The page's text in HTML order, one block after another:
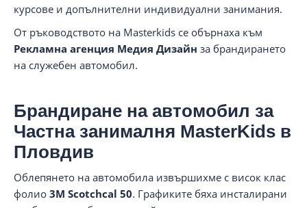
курсове и допълнителни индивидуални занимания.
От ръководството на Masterkids се обърнаха към
Рекламна агенция Медия Дизайн за брандирането
на служебен автомобил.
Брандиране на автомобил за
Частна занималня MasterKids в
Пловдив
Облепянето на автомобила извършихме с висок клас
фолио 3M Scotchcal 50. Графиките бяха инсталирани